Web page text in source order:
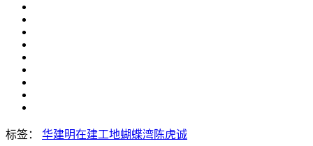
标签： 华建明在建工地蝴蝶湾陈虎诚